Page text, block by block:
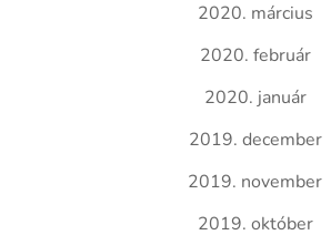
2020. március
2020. február
2020. január
2019. december
2019. november
2019. október